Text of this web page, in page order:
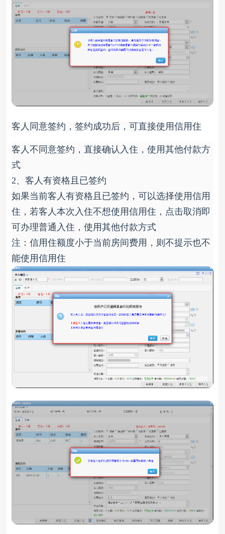
客人同意签约，签约成功后，可直接使用信用住
客人不同意签约，直接确认入住，使用其他付款方
式
2、客人有资格且已签约
如果当前客人有资格且已签约，可以选择使用信用
住，若客人本次入住不想使用信用住，点击取消即
可办理普通入住，使用其他付款方式
注：信用住额度小于当前房间费用，则不提示也不
能使用信用住